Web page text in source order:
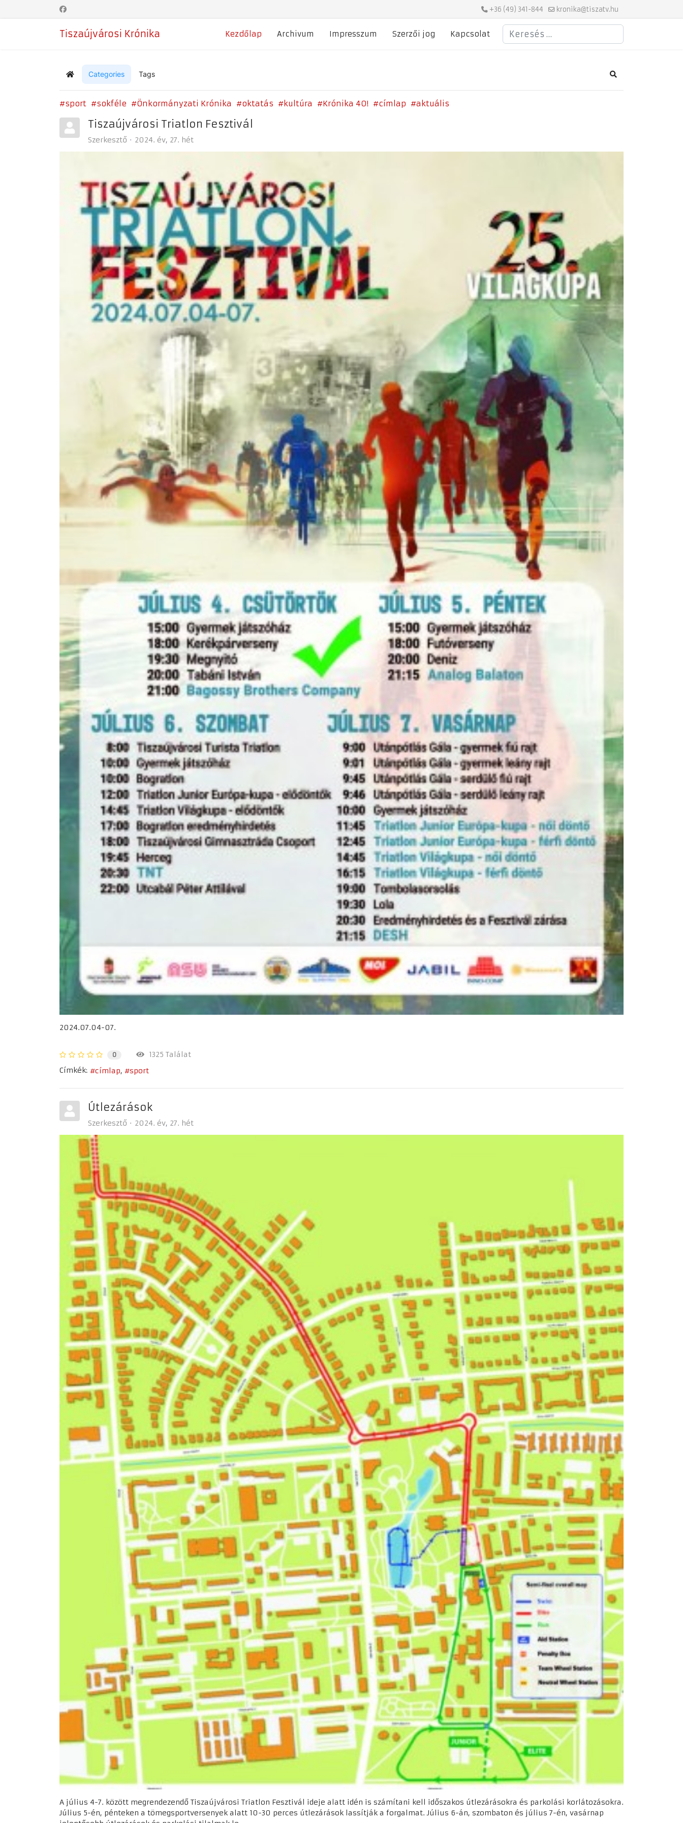
+36 (49) 341-844 kronika@tiszatv.hu
Tiszaújvárosi Krónika Kezdőlap Archivum Impresszum Szerzői jog Kapcsolat
Keresés
Home Categories Tags Search
sport sokféle Önkormányzati Krónika oktatás kultúra Krónika 40! címlap aktuális
Tiszaújvárosi Triatlon Fesztivál
Szerkesztő 2024. év 27. hét
2024.07.04-07.
0
1325 Találat
Címkék:
címlap sport
Útlezárások
Szerkesztő 2024. év 27. hét
A július 4-7. között megrendezendő Tiszaújvárosi Triatlon Fesztivál ideje alatt idén is számítani kell időszakos útlezárásokra és parkolási korlátozásokra.
Július 5-én, pénteken a tömegsportversenyek alatt 10-30 perces útlezárások lassítják a forgalmat. Július 6-án, szombaton és július 7-én, vasárnap